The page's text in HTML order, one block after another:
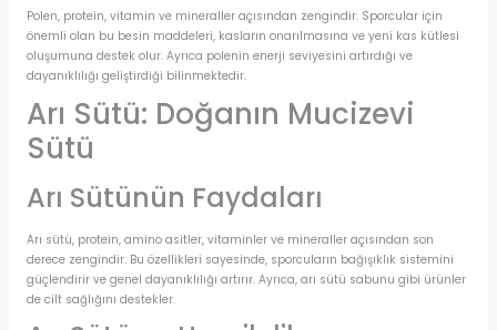
Polen, protein, vitamin ve mineraller açısından zengindir. Sporcular için
önemli olan bu besin maddeleri, kasların onarılmasına ve yeni kas kütlesi
oluşumuna destek olur. Ayrıca polenin enerji seviyesini artırdığı ve
dayanıklılığı geliştirdiği bilinmektedir.
Arı Sütü: Doğanın Mucizevi
Sütü
Arı Sütünün Faydaları
Arı sütü, protein, amino asitler, vitaminler ve mineraller açısından son
derece zengindir. Bu özellikleri sayesinde, sporcuların bağışıklık sistemini
güçlendirir ve genel dayanıklılığı artırır. Ayrıca, arı sütü sabunu gibi ürünler
de cilt sağlığını destekler.